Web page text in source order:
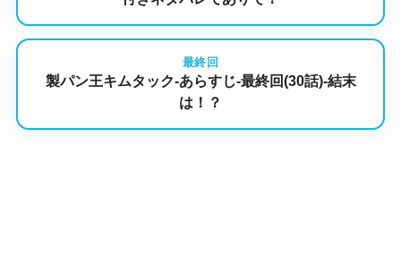
最終回
製パン王キムタック-あらすじ-最終回(30話)-結末
は！？